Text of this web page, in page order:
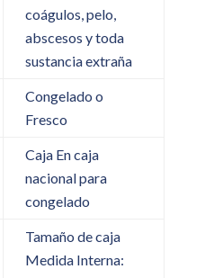
coágulos, pelo,
abscesos y toda
sustancia extraña
Congelado o
Fresco
Caja En caja
nacional para
congelado
Tamaño de caja
Medida Interna: